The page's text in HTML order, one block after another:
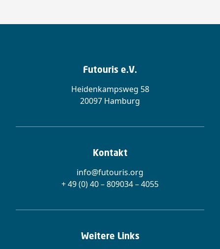
Futouris e.V.
Heidenkampsweg 58
20097 Hamburg
Kontakt
info@futouris.org
+ 49 (0) 40 – 809034 – 4055
Weitere Links